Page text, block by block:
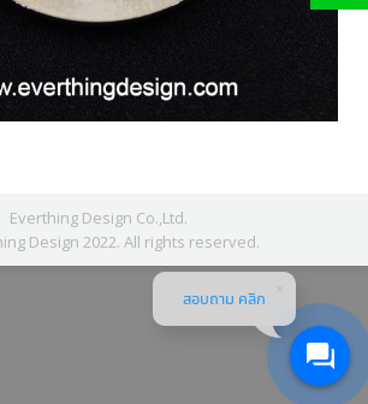
Everthing Design Co.,Ltd.
Design 2022. All rights reserved.
สอบถาม คลิก